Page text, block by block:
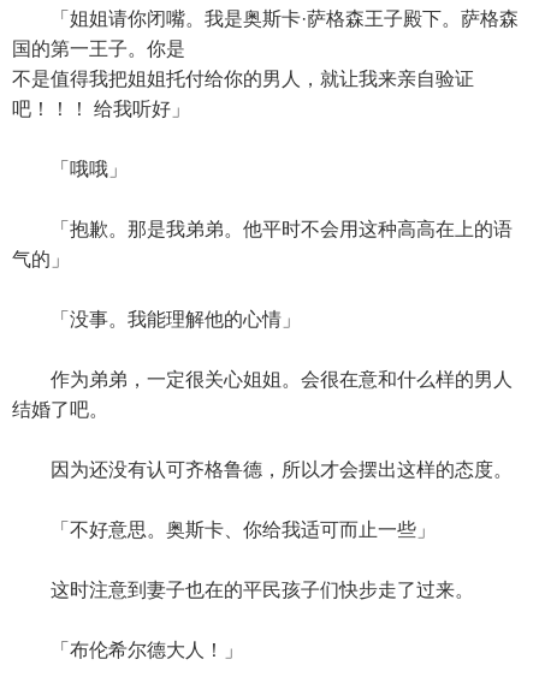
「姐姐请你闭嘴。我是奥斯卡·萨格森王子殿下。萨格森
国的第一王子。你是
不是值得我把姐姐托付给你的男人，就让我来亲自验证
吧！！！ 给我听好」
「哦哦」
「抱歉。那是我弟弟。他平时不会用这种高高在上的语
气的」
「没事。我能理解他的心情」
作为弟弟，一定很关心姐姐。会很在意和什么样的男人
结婚了吧。
因为还没有认可齐格鲁德，所以才会摆出这样的态度。
「不好意思。奥斯卡、你给我适可而止一些」
这时注意到妻子也在的平民孩子们快步走了过来。
「布伦希尔德大人！」